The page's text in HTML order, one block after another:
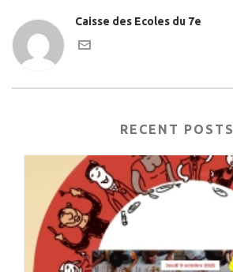
Caisse des Ecoles du 7e
RECENT POSTS